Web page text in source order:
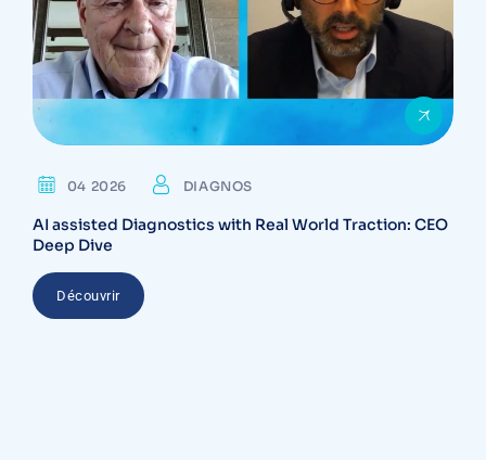
04 2026 DIAGNOS
AI assisted Diagnostics with Real World Traction: CEO
Deep Dive
Découvrir